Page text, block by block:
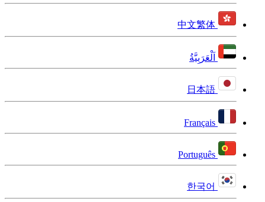
中文繁体
اَلْعَرَبِيَّةُ
日本語
Français
Português
한국어